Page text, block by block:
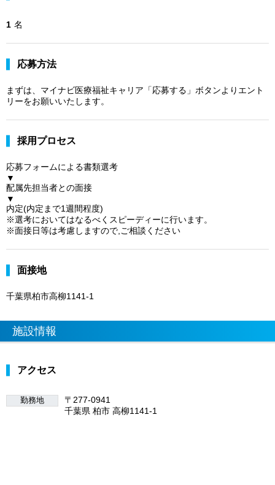
1 名
応募方法
まずは、マイナビ医療福祉キャリア「応募する」ボタンよりエント
リーをお願いいたします。
採用プロセス
応募フォームによる書類選考
▼
配属先担当者との面接
▼
内定(内定まで1週間程度)
※選考においてはなるべくスピーディーに行います。
※面接日等は考慮しますので,ご相談ください
面接地
千葉県柏市高柳1141-1
施設情報
アクセス
勤務地
〒277-0941
千葉県 柏市 高柳1141-1